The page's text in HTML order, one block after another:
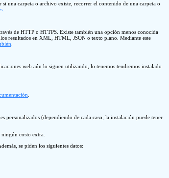
una carpeta o archivo existe, recorrer el contenido de una carpeta o
de HTTP o HTTPS. Existe también una opción menos conocida
resultados en XML, HTML, JSON o texto plano. Mediante este
web aún lo siguen utilizando, lo tenemos tendremos instalado
personalizados (dependiendo de cada caso, la instalación puede tener
costo extra.
se piden los siguientes datos: